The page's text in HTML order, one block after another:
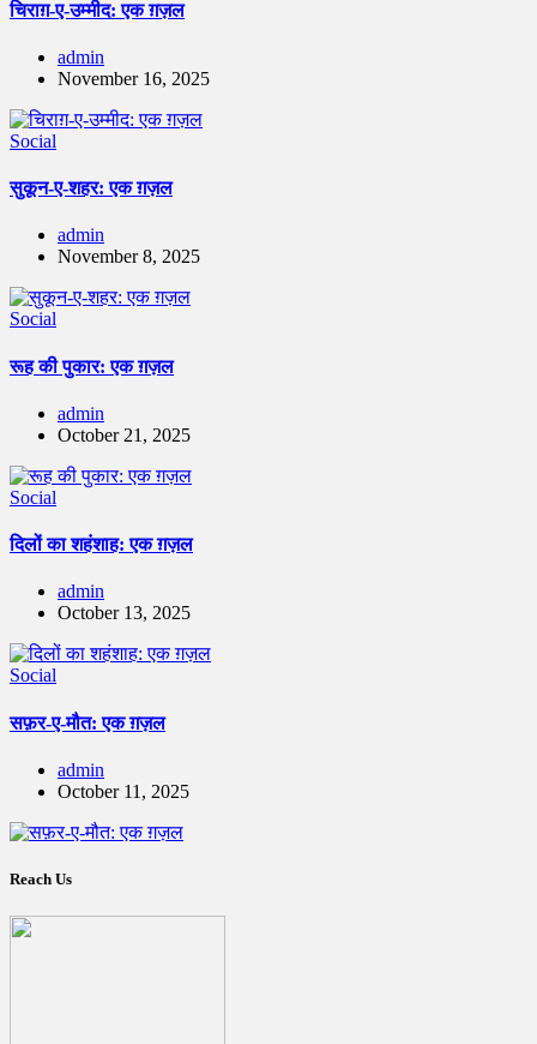
चिराग़-ए-उम्मीद: एक ग़ज़ल
admin
November 16, 2025
Social
सुकून-ए-शहर: एक ग़ज़ल
admin
November 8, 2025
Social
रूह की पुकार: एक ग़ज़ल
admin
October 21, 2025
Social
दिलों का शहंशाह: एक ग़ज़ल
admin
October 13, 2025
Social
सफ़र-ए-मौत: एक ग़ज़ल
admin
October 11, 2025
Reach Us